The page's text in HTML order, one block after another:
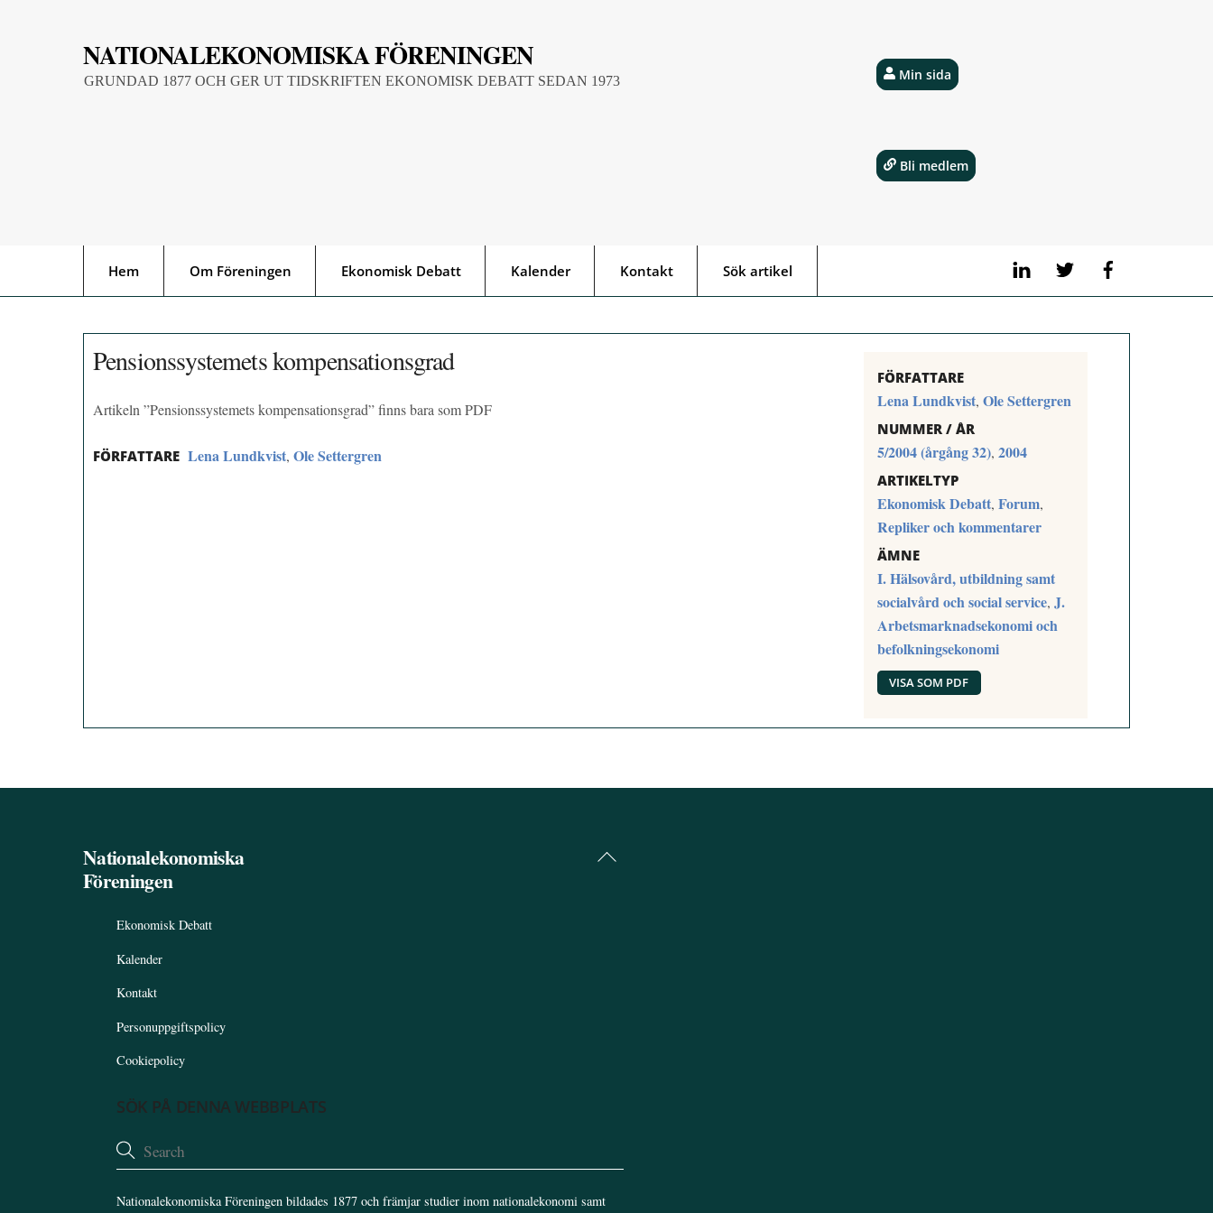
NATIONALEKONOMISKA FÖRENINGEN
GRUNDAD 1877 OCH GER UT TIDSKRIFTEN EKONOMISK DEBATT SEDAN 1973
LinkedIn Twitter
Hem Om Föreningen Ekonomisk Debatt Kalender Kontakt Sök artikel
Min sida
Bli medlem
Pensionssystemets kompensationsgrad
Artikeln ”Pensionssystemets kompensationsgrad” finns bara som PDF
FÖRFATTARE Lena Lundkvist, Ole Settergren
FÖRFATTARE
Lena Lundkvist, Ole Settergren
NUMMER / ÅR
5/2004 (årgång 32), 2004
ARTIKELTYP
Ekonomisk Debatt, Forum,
Repliker och kommentarer
ÄMNE
I. Hälsovård, utbildning samt
socialvård och social service, J.
Arbetsmarknadsekonomi och
befolkningsekonomi
VISA SOM PDF
Back
Nationalekonomiska
Föreningen
Ekonomisk Debatt
Kalender
Kontakt
Personuppgiftspolicy
Cookiepolicy
SÖK PÅ DENNA WEBBPLATS
Nationalekonomiska Föreningen bildades 1877 och främjar studier inom nationalekonomi samt